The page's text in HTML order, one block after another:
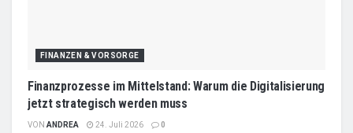
FINANZEN & VORSORGE
Finanzprozesse im Mittelstand: Warum die Digitalisierung
jetzt strategisch werden muss
VON ANDREA 24. Juli 2026 0